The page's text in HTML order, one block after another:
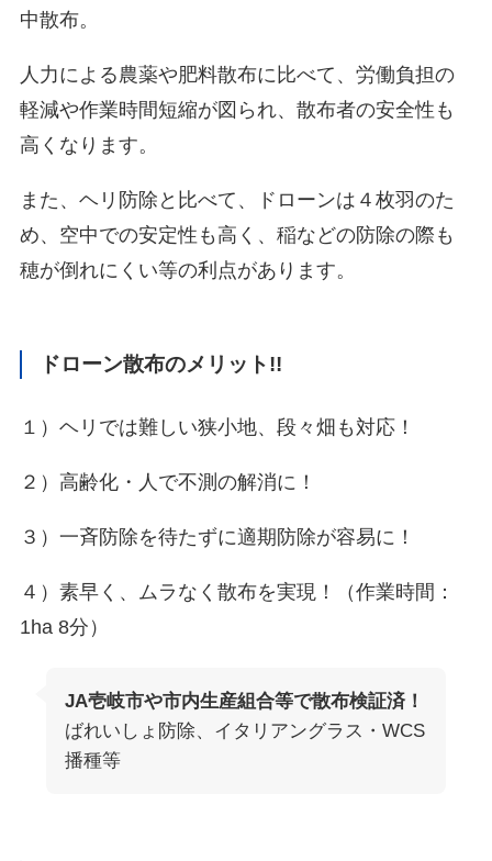
中散布。
人力による農薬や肥料散布に比べて、労働負担の
軽減や作業時間短縮が図られ、散布者の安全性も
高くなります。
また、ヘリ防除と比べて、ドローンは４枚羽のた
め、空中での安定性も高く、稲などの防除の際も
穂が倒れにくい等の利点があります。
ドローン散布のメリット!!
１）ヘリでは難しい狭小地、段々畑も対応！
２）高齢化・人で不測の解消に！
３）一斉防除を待たずに適期防除が容易に！
４）素早く、ムラなく散布を実現！（作業時間：
1ha 8分）
JA壱岐市や市内生産組合等で散布検証済！
ばれいしょ防除、イタリアングラス・WCS
播種等